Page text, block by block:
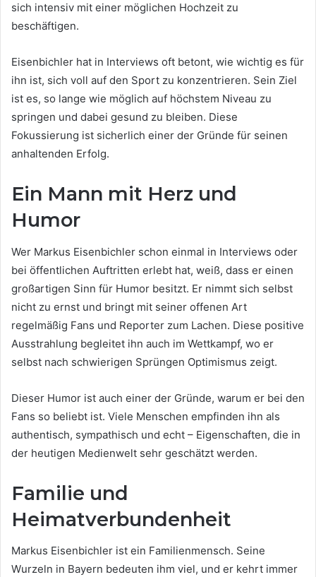
sich intensiv mit einer möglichen Hochzeit zu
beschäftigen.
Eisenbichler hat in Interviews oft betont, wie wichtig es für
ihn ist, sich voll auf den Sport zu konzentrieren. Sein Ziel
ist es, so lange wie möglich auf höchstem Niveau zu
springen und dabei gesund zu bleiben. Diese
Fokussierung ist sicherlich einer der Gründe für seinen
anhaltenden Erfolg.
Ein Mann mit Herz und
Humor
Wer Markus Eisenbichler schon einmal in Interviews oder
bei öffentlichen Auftritten erlebt hat, weiß, dass er einen
großartigen Sinn für Humor besitzt. Er nimmt sich selbst
nicht zu ernst und bringt mit seiner offenen Art
regelmäßig Fans und Reporter zum Lachen. Diese positive
Ausstrahlung begleitet ihn auch im Wettkampf, wo er
selbst nach schwierigen Sprüngen Optimismus zeigt.
Dieser Humor ist auch einer der Gründe, warum er bei den
Fans so beliebt ist. Viele Menschen empfinden ihn als
authentisch, sympathisch und echt – Eigenschaften, die in
der heutigen Medienwelt sehr geschätzt werden.
Familie und
Heimatverbundenheit
Markus Eisenbichler ist ein Familienmensch. Seine
Wurzeln in Bayern bedeuten ihm viel, und er kehrt immer